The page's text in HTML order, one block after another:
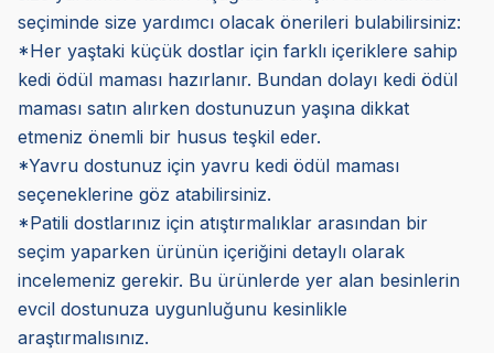
seçiminde size yardımcı olacak önerileri bulabilirsiniz:
*Her yaştaki küçük dostlar için farklı içeriklere sahip
kedi ödül maması hazırlanır. Bundan dolayı kedi ödül
maması satın alırken dostunuzun yaşına dikkat
etmeniz önemli bir husus teşkil eder.
*Yavru dostunuz için yavru kedi ödül maması
seçeneklerine göz atabilirsiniz.
*Patili dostlarınız için atıştırmalıklar arasından bir
seçim yaparken ürünün içeriğini detaylı olarak
incelemeniz gerekir. Bu ürünlerde yer alan besinlerin
evcil dostunuza uygunluğunu kesinlikle
araştırmalısınız.